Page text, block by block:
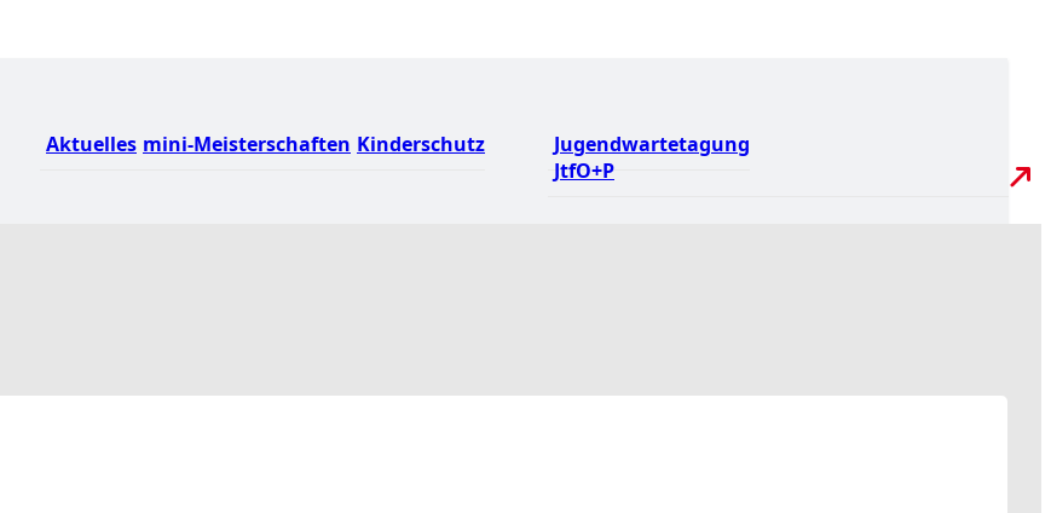
Aktuelles mini-Meisterschaften Kinderschutz
Jugendwartetagung
JtfO+P